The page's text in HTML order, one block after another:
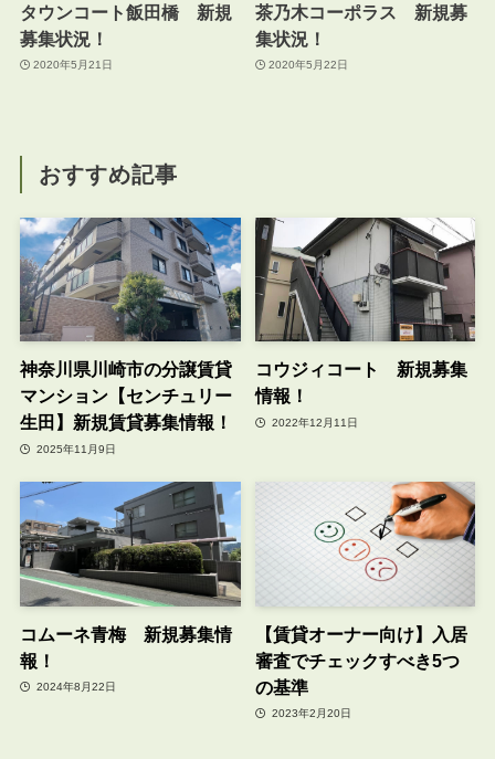
タウンコート飯田橋 新規
募集状況！
2020年5月21日
茶乃木コーポラス 新規募
集状況！
2020年5月22日
おすすめ記事
神奈川県川崎市の分譲賃貸
マンション【センチュリー
生田】新規賃貸募集情報！
2025年11月9日
コウジィコート 新規募集
情報！
2022年12月11日
コムーネ青梅 新規募集情
報！
2024年8月22日
【賃貸オーナー向け】入居
審査でチェックすべき5つ
の基準
2023年2月20日